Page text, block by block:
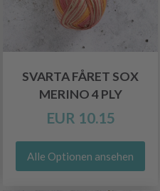
SVARTA FÅRET SOX
MERINO 4 PLY
EUR 10.15
Alle Optionen ansehen